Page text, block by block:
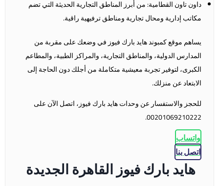
داون تاون القطامية: من أبرز المناطق التجارية الحديثة التي تضم
مكاتب إدارية ومحال تجارية ومناطق ترفيهية راقية.
يساهم موقع كمبوند هايد بارك فيوز في وضعك على مقربة من
المدارس الدولية، والمناطق التجارية، والمراكز الطبية، والمطاعم
الكبرى، لتوفير تجربة معيشية متكاملة من أجلك دون الحاجة إلى
الابتعاد عن منزلك.
للحجز والاستفسار عن وحدات هايد بارك فيوز، اتصل الآن على
00201069210222.
واتساب
اتصل بنا
هايد بارك فيوز القاهرة الجديدة